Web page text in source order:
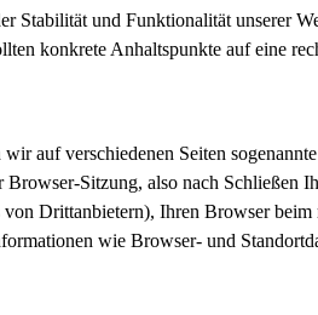
Stabilität und Funktionalität unserer
konkrete Anhaltspunkte auf eine
auf verschiedenen Seiten
Sitzung, also nach Schließen
Drittanbietern), Ihren Browser beim
wie Browser- und